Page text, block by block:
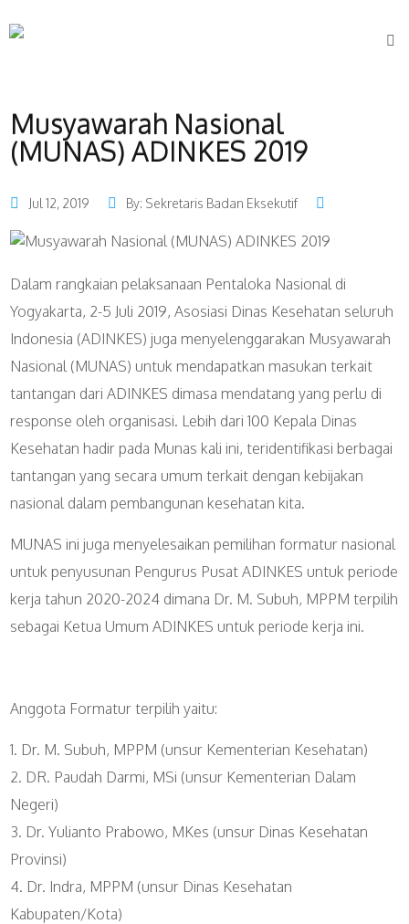
Musyawarah Nasional
(MUNAS) ADINKES 2019
Jul 12, 2019 By: Sekretaris Badan Eksekutif
Dalam rangkaian pelaksanaan Pentaloka Nasional di
Yogyakarta, 2-5 Juli 2019, Asosiasi Dinas Kesehatan seluruh
Indonesia (ADINKES) juga menyelenggarakan Musyawarah
Nasional (MUNAS) untuk mendapatkan masukan terkait
tantangan dari ADINKES dimasa mendatang yang perlu di
response oleh organisasi. Lebih dari 100 Kepala Dinas
Kesehatan hadir pada Munas kali ini, teridentifikasi berbagai
tantangan yang secara umum terkait dengan kebijakan
nasional dalam pembangunan kesehatan kita.
MUNAS ini juga menyelesaikan pemilihan formatur nasional
untuk penyusunan Pengurus Pusat ADINKES untuk periode
kerja tahun 2020-2024 dimana Dr. M. Subuh, MPPM terpilih
sebagai Ketua Umum ADINKES untuk periode kerja ini.
Anggota Formatur terpilih yaitu:
1. Dr. M. Subuh, MPPM (unsur Kementerian Kesehatan)
2. DR. Paudah Darmi, MSi (unsur Kementerian Dalam
Negeri)
3. Dr. Yulianto Prabowo, MKes (unsur Dinas Kesehatan
Provinsi)
4. Dr. Indra, MPPM (unsur Dinas Kesehatan
Kabupaten/Kota)